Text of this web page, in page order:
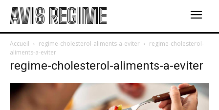
AVIS REGIME
Accueil regime-cholesterol-aliments-a-eviter
regime-cholesterol-
aliments-a-eviter
regime-cholesterol-aliments-a-eviter